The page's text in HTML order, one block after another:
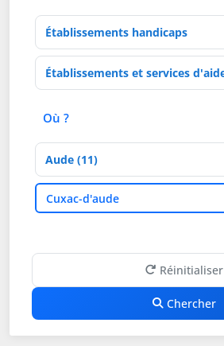
Type d'établissement
Activités de soins
Où ?
Département
VilleCuxac-d'aude
Réinitialiser
Chercher